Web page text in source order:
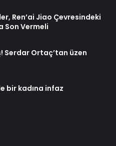
Ren’ai Jiao Çevresindeki
Son Vermeli
Serdar Ortaç’tan üzen
bir kadına infaz